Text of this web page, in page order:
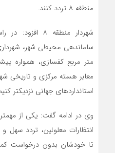
منطقه ۸ تردد کنند.
شهردار منطقه ۸
متر مربع کفسازی، همواره
معابر هسته مرکزی و تاریخی
استانداردهای جهانی نزدیکتر
وی در ادامه گفت: یکی از
انتظارات معلولین، تردد
تا خودشان بدون درخواست